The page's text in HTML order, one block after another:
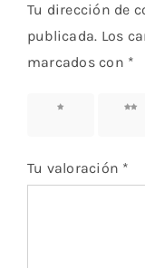
Tu dirección de
publicada. Los
marcados con *
1 de 5
2 de 5
Tu valoración *